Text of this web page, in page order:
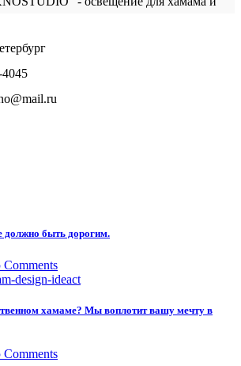
должно быть дорогим.
Comments
хамаме? Мы воплотит вашу мечту в
Comments